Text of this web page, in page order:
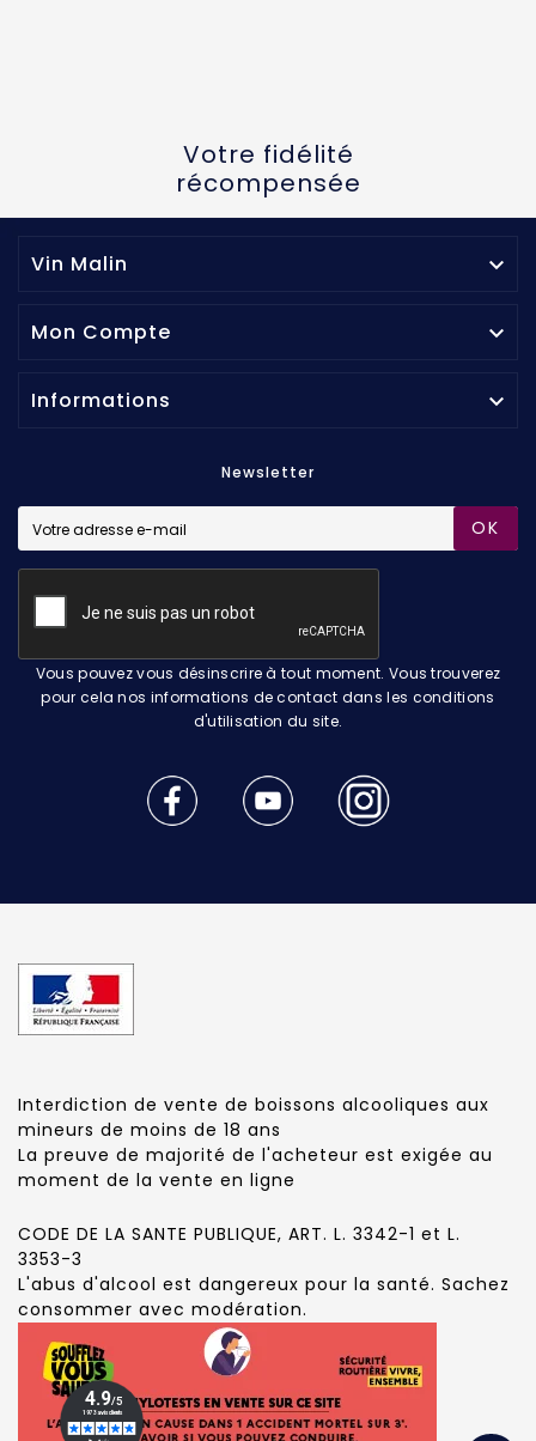
Votre fidélité
récompensée
Vin Malin 
Mon Compte 
Informations 
Newsletter
OK
Vous pouvez vous désinscrire à tout moment. Vous trouverez
pour cela nos informations de contact dans les conditions
d'utilisation du site.
Interdiction de vente de boissons alcooliques aux
mineurs de moins de 18 ans
La preuve de majorité de l'acheteur est exigée au
moment de la vente en ligne
CODE DE LA SANTE PUBLIQUE, ART. L. 3342-1 et L.
3353-3
L'abus d'alcool est dangereux pour la santé. Sachez
consommer avec modération.